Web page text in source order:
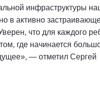
инфраструктуры
в активно
что для каждого
где начинается
— отметил Сергей